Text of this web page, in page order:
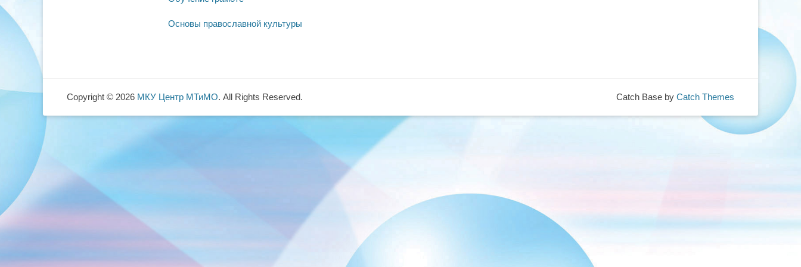
Основы православной культуры
Copyright © 2026 МКУ Центр МТиМО. All Rights Reserved. Catch Base by Catch Themes